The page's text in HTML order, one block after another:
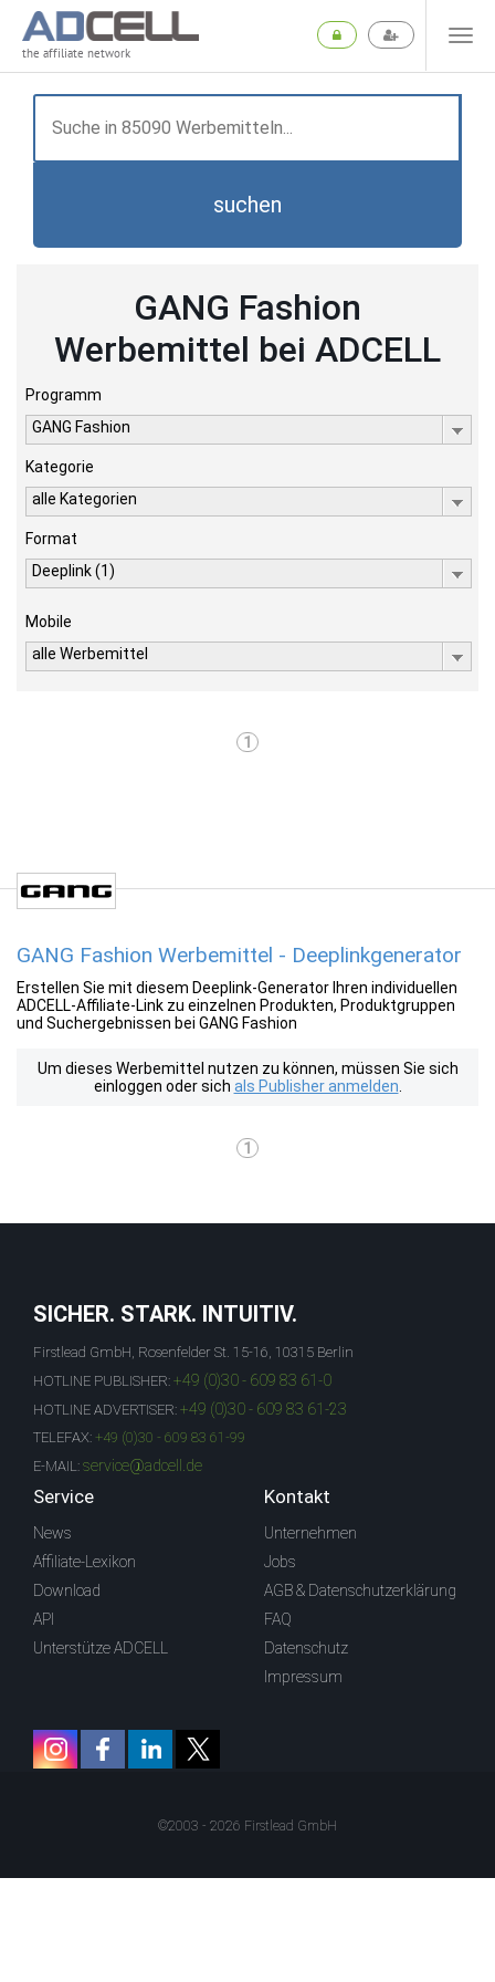
the affiliate network
suchen
GANG Fashion
Werbemittel bei ADCELL
Programm
GANG Fashion
Kategorie
alle Kategorien
Format
Deeplink (1)
Mobile
alle Werbemittel
1
GANG Fashion Werbemittel - Deeplinkgenerator
Erstellen Sie mit diesem Deeplink-Generator Ihren individuellen
ADCELL-Affiliate-Link zu einzelnen Produkten, Produktgruppen
und Suchergebnissen bei GANG Fashion
Um dieses Werbemittel nutzen zu können, müssen Sie sich
einloggen oder sich als Publisher anmelden
1
SICHER. STARK. INTUITIV.
Firstlead GmbH, Rosenfelder St. 15-16, 10315 Berlin
HOTLINE PUBLISHER: +49 (0)30 - 609 83 61-0
HOTLINE ADVERTISER: +49 (0)30 - 609 83 61-23
TELEFAX: +49 (0)30 - 609 83 61-99
E-MAIL: service@adcell.de
Service
News
Affiliate-Lexikon
Download
API
Unterstütze ADCELL
Kontakt
Unternehmen
Jobs
AGB & Datenschutzerklärung
FAQ
Datenschutz
Impressum
©2003 - 2026 Firstlead GmbH